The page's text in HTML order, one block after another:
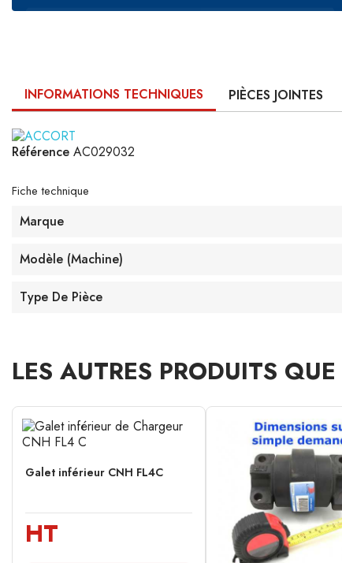
INFORMATIONS TECHNIQUES PIÈCES JOINTES
Référence AC029032
Fiche technique
Marque
Modèle (machine)
Type De Pièce
LES AUTRES PRODUITS QUE
Galet inférieur CNH FL4C
HT